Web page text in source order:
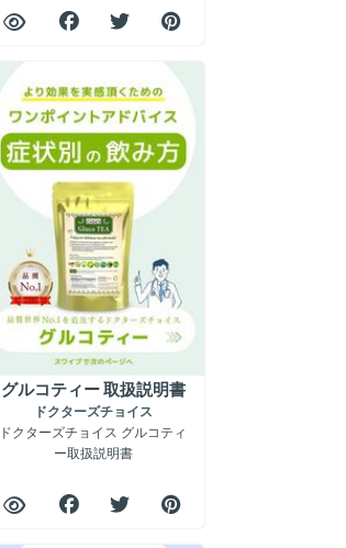
グルコティー 取扱説明書
ドクターズチョイス
ドクターズチョイス グルコティ
ー取扱説明書